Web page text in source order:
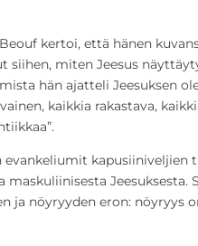
kertoi, että hänen
siihen, miten Jeesus
hän ajatteli Jeesuksen
kaikkia rakastava,
kapusiiniveljien
maskuliinisesta Jeesuksesta.
ja nöyryyden eron: nöyryys